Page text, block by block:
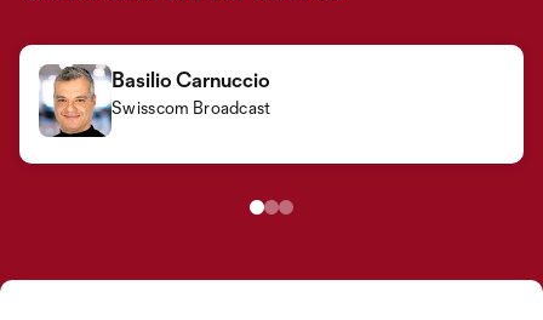
Basilio Carnuccio
Swisscom BroadcastJean-Louis Fantino